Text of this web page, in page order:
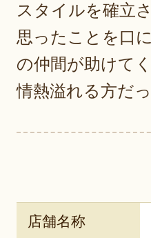
スタイルを確立
思ったことを口
の仲間が助けて
情熱溢れる方だっ
店舗名称